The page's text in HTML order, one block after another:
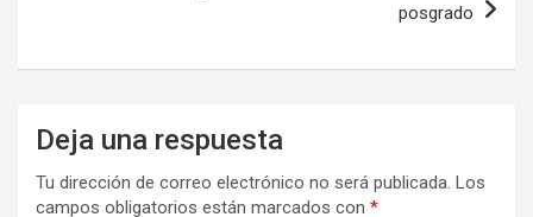
posgrado
Deja una respuesta
Tu dirección de correo electrónico no será publicada. Los
campos obligatorios están marcados con *